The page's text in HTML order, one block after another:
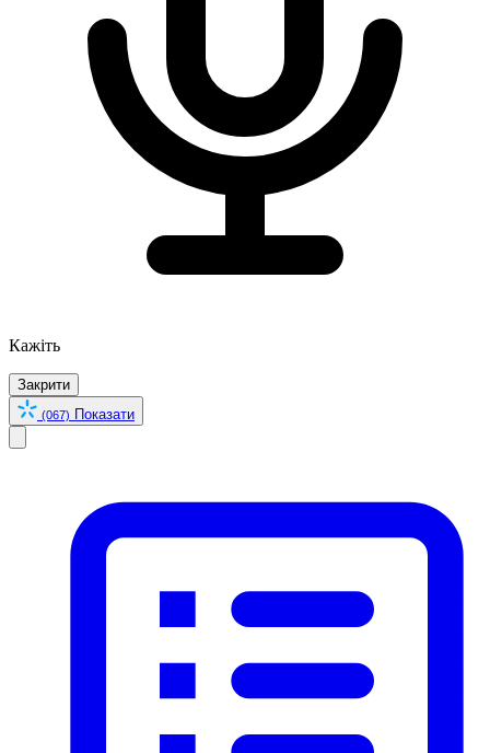
Кажіть
Закрити
(067) Показати